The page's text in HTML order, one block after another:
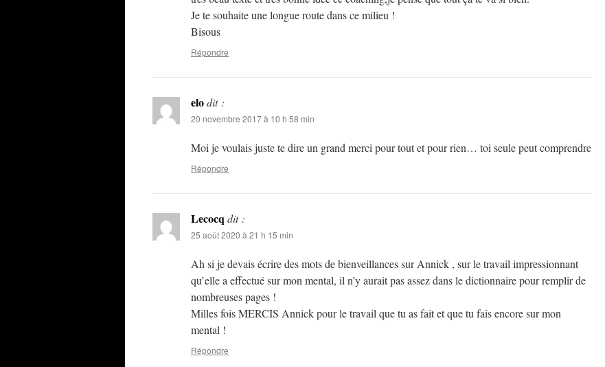
Je te souhaite une longue route dans ce milieu !
Bisous
Répondre
elodit :
20 novembre 2017 à 10 h 58 min
Moi je voulais juste te dire un grand merci pour tout et pour rien… toi seule peut comprendre
Répondre
Lecocq dit :
25 août 2020 à 21 h 15 min
Ah si je devais écrire des mots de bienveillances sur Annick , sur le travail impressionnant
qu’elle a effectué sur mon mental, il n’y aurait pas assez dans le dictionnaire pour remplir de
nombreuses pages !
Milles fois MERCIS Annick pour le travail que tu as fait et que tu fais encore sur mon
mental !
Répondre